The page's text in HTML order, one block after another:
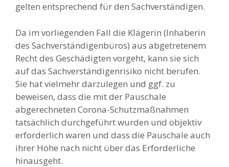
gelten entsprechend für den Sachverständigen.
Da im vorliegenden Fall die Klägerin (Inhaberin
des Sachverständigenbüros) aus abgetretenem
Recht des Geschädigten vorgeht, kann sie sich
auf das Sachverständigenrisiko nicht berufen.
Sie hat vielmehr darzulegen und ggf. zu
beweisen, dass die mit der Pauschale
abgerechneten Corona-Schutzmaßnahmen
tatsächlich durchgeführt wurden und objektiv
erforderlich waren und dass die Pauschale auch
ihrer Höhe nach nicht über das Erforderliche
hinausgeht.